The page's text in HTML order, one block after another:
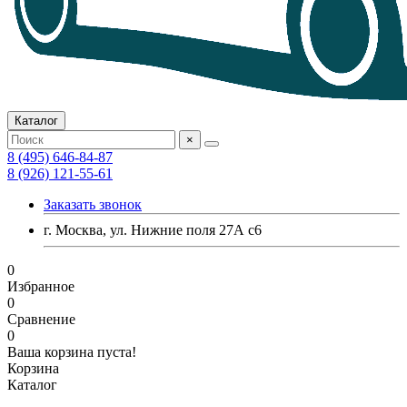
Каталог
×
8 (495) 646-84-87
8 (926) 121-55-61
Заказать звонок
г. Москва, ул. Нижние поля 27А с6
0
Избранное
0
Сравнение
0
Ваша корзина пуста!
Корзина
Каталог